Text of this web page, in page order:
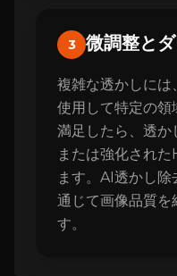
3 微調整と
複雑な透かしには
使用して特定の領
満足したら、透か
または強化され
ます。AI透かし
通じて画像品質を
す。